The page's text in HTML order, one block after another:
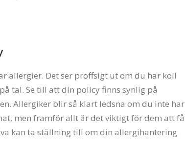
allergier. Det ser proffsigt ut om du har koll
tal. Se till att din policy finns synlig på
Allergiker blir så klart ledsna om du inte har
men framför allt är det viktigt för dem att få
kan ta ställning till om din allergihantering